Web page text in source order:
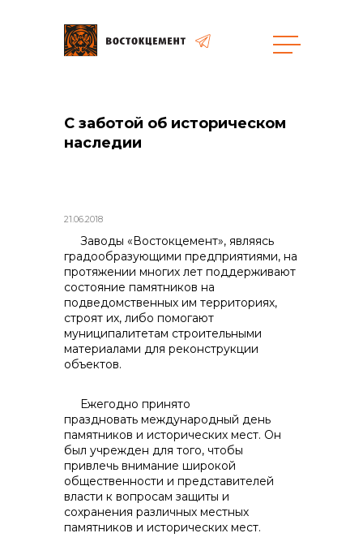
общая информация
объявленные закупки
реализация неликвидов
контакты отдела закупок
С заботой об историческом
наследии
21.06.2018
Заводы «Востокцемент», являясь
градообразующими предприятиями, на
протяжении многих лет поддерживают
состояние памятников на
подведомственных им территориях,
строят их, либо помогают
муниципалитетам строительными
материалами для реконструкции
объектов.
Ежегодно принято
праздновать международный день
памятников и исторических мест. Он
был учрежден для того, чтобы
привлечь внимание широкой
общественности и представителей
власти к вопросам защиты и
сохранения различных местных
памятников и исторических мест.